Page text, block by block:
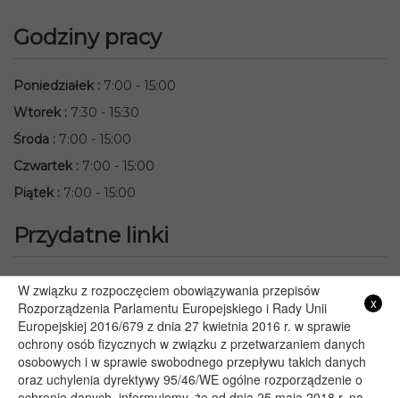
Godziny pracy
Poniedziałek: 7:00 - 15:00
Wtorek: 7:30 - 15:30
Środa : 7:00 - 15:00
Czwartek: 7:00 - 15:00
Piątek: 7:00 - 15:00
Przydatne linki
Starostwo Powiatowe we Włodawie
Lubelski Urząd Wojewódzki w Lublinie
Urząd Marszałkowski Województwa Lubelskiego w Lublinie
Serwis Rzeczypospolitej Polskiej
PGE – Planowane wyłączenia prądu
x
W związku z rozpoczęciem obowiązywania przepisów
Rozporządzenia Parlamentu Europejskiego i Rady Unii
Europejskiej 2016/679 z dnia 27 kwietnia 2016 r. w sprawie
ochrony osób fizycznych w związku z przetwarzaniem danych
osobowych i w sprawie swobodnego przepływu takich danych
oraz uchylenia dyrektywy 95/46/WE ogólne rozporządzenie o